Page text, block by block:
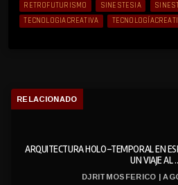
RETROFUTURISMO
SINESTESIA
TECNOLOGIACREATIVA
RELACIONADO
ARQUITECTURA HOLO-TEMPORAL EN
UN VIAJE AL
DJRITMOSFERICO |